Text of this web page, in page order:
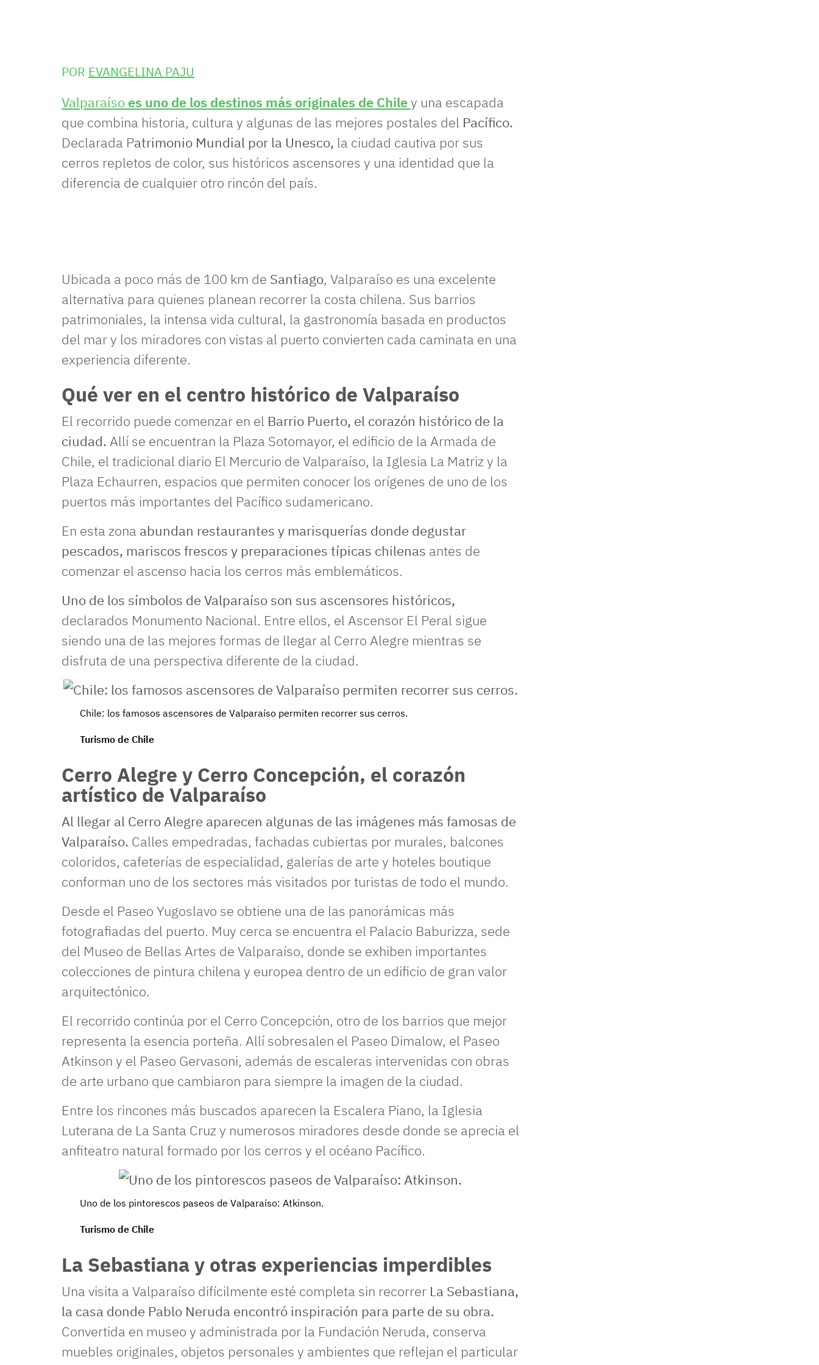
POR EVANGELINA PAJU
Valparaíso es uno de los destinos más originales de Chiley una escapada
que combina historia, cultura y algunas de las mejores postales del Pacífico.
Declarada Patrimonio Mundial por la Unesco, la ciudad cautiva por sus
cerros repletos de color, sus históricos ascensores y una identidad que la
diferencia de cualquier otro rincón del país.
Ubicada a poco más de 100 km de Santiago, Valparaíso es una excelente
alternativa para quienes planean recorrer la costa chilena. Sus barrios
patrimoniales, la intensa vida cultural, la gastronomía basada en productos
del mar y los miradores con vistas al puerto convierten cada caminata en una
experiencia diferente.
Qué ver en el centro histórico de Valparaíso
El recorrido puede comenzar en el Barrio Puerto, el corazón histórico de la
ciudad. Allí se encuentran la Plaza Sotomayor, el edificio de la Armada de
Chile, el tradicional diario El Mercurio de Valparaíso, la Iglesia La Matriz y la
Plaza Echaurren, espacios que permiten conocer los orígenes de uno de los
puertos más importantes del Pacífico sudamericano.
En esta zona abundan restaurantes y marisquerías donde degustar
pescados, mariscos frescos y preparaciones típicas chilenas antes de
comenzar el ascenso hacia los cerros más emblemáticos.
Uno de los símbolos de Valparaíso son sus ascensores históricos,
declarados Monumento Nacional. Entre ellos, el Ascensor El Peral sigue
siendo una de las mejores formas de llegar al Cerro Alegre mientras se
disfruta de una perspectiva diferente de la ciudad.
Chile: los famosos ascensores de Valparaíso permiten recorrer sus cerros.
Turismo de Chile
Cerro Alegre y Cerro Concepción, el corazón
artístico de Valparaíso
Al llegar al Cerro Alegre aparecen algunas de las imágenes más famosas de
Valparaíso. Calles empedradas, fachadas cubiertas por murales, balcones
coloridos, cafeterías de especialidad, galerías de arte y hoteles boutique
conforman uno de los sectores más visitados por turistas de todo el mundo.
Desde el Paseo Yugoslavo se obtiene una de las panorámicas más
fotografiadas del puerto. Muy cerca se encuentra el Palacio Baburizza, sede
del Museo de Bellas Artes de Valparaíso, donde se exhiben importantes
colecciones de pintura chilena y europea dentro de un edificio de gran valor
arquitectónico.
El recorrido continúa por el Cerro Concepción, otro de los barrios que mejor
representa la esencia porteña. Allí sobresalen el Paseo Dimalow, el Paseo
Atkinson y el Paseo Gervasoni, además de escaleras intervenidas con obras
de arte urbano que cambiaron para siempre la imagen de la ciudad.
Entre los rincones más buscados aparecen la Escalera Piano, la Iglesia
Luterana de La Santa Cruz y numerosos miradores desde donde se aprecia el
anfiteatro natural formado por los cerros y el océano Pacífico.
Uno de los pintorescos paseos de Valparaíso: Atkinson.
Turismo de Chile
La Sebastiana y otras experiencias imperdibles
Una visita a Valparaíso difícilmente esté completa sin recorrer La Sebastiana,
la casa donde Pablo Neruda encontró inspiración para parte de su obra.
Convertida en museo y administrada por la Fundación Neruda, conserva
muebles originales, objetos personales y ambientes que reflejan el particular